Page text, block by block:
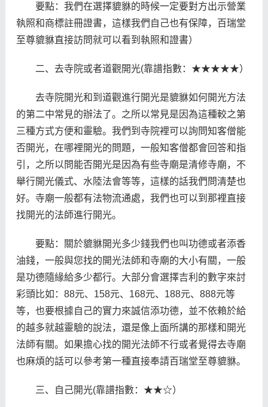
要點：我們在選擇貔貅的時候一定要對方出示營業
執照和商標註冊證書，這樣我們自己也有保障，百瑞堂
至尊貔貅直接訪問就可以看到執照和證書）
二、去寺院或者道觀開光(靠譜指數：★★★★★）
去寺院開光和到道觀進行開光是貔貅如何開光方法
的第二中常見的辦法了。之所以常見是因為這種較之第
三種方式方便和靈驗。我們到寺院裡可以詢問知客僧能
否開光，在哪裡開光的問題，一般知客僧都會回答和指
引，之所以問能否開光是因為有些寺廟是清修寺廟，不
舉行開光儀式、水陸法會等等，這樣的話我們問清楚也
好。寺廟一般都有法物流通處，我們也可以到那裡直接
找開光的法師進行開光。
要點：關於貔貅開光多少錢我們也叫功德或者添香
油錢，一般與您找的開光法師和寺廟的大小有關，一般
是功德隨緣給多少都行。大部分會選擇吉利的數字來討
彩頭比如：88元、158元、168元、188元、888元等
等，也要根據自己的實力來誠信添功德，並不依賴於給
的越多就越靈驗的說法，還是像上面所講的那樣和開光
法師有關。如果擔心找的開光法師不行或者覺得去寺廟
也麻煩的話可以參考第一種直接奉請百瑞堂至尊貔貅。
三、自己開光(靠譜指數：★★☆）